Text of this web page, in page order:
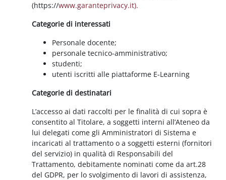
(https://www.garanteprivacy.it).
Categorie di interessati
Personale docente;
personale tecnico-amministrativo;
studenti;
utenti iscritti alle piattaforme E-Learning
Categorie di destinatari
L’accesso ai dati raccolti per le finalità di cui sopra è
consentito al Titolare, a soggetti interni all’Ateneo da
lui delegati come gli Amministratori di Sistema e
incaricati al trattamento o a soggetti esterni (fornitori
del servizio) in qualità di Responsabili del
Trattamento, debitamente nominati come da art.28
del GDPR, per lo svolgimento di lavori di assistenza,